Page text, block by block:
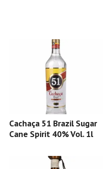
Cachaça 51 Brazil Sugar
Cane Spirit 40% Vol. 1l